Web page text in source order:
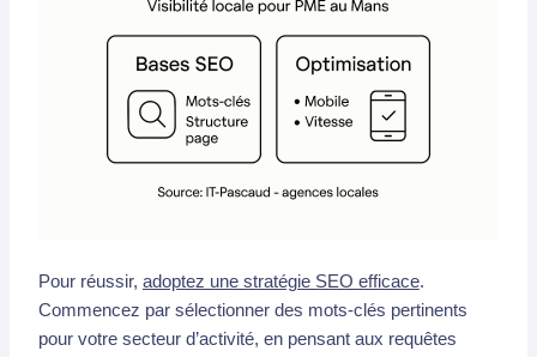
Pour réussir, adoptez une stratégie SEO efficace.
Commencez par sélectionner des mots-clés pertinents
pour votre secteur d’activité, en pensant aux requêtes